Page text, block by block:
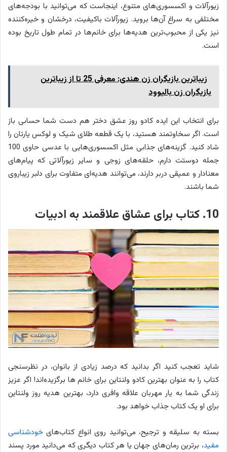
زیورآلات و اکسسوری‌های متنوع، اینجاست که می‌توانید با بودجه‌های
مختلفی به سراغ آن‌ها بروید. زیورآلات باکیفیت، درخشان و خیره‌کننده
نیز یکی از محبوب‌ترین هدیه‌ها برای خانم‌ها در تمام طول تاریخ بوده
است.
زیباترین بازیگران زن هندی: معرفی 25 تا از زیباترین
بازیگران زن بالیوود
برای انتخاب این ایده کادو روز عشق دختر هم دست شما حسابی باز
است. اگر سخاوتمند هستید، با یک قطعه طلای شیک و لوکس یارتان را
شاد کنید. گزینه‌های جذابی مثل اکسسوری‌هایی با عدسی حاوی 100
جمله دوستت دارم، حلقه‌های زوجی و سایر زیورآلاتی که پیام‌های
معنادار و عمیقی دربر دارند، می‌توانند هدیه‌ای متفاوت برای دلبر زیباروی
شما باشند.
10. کتاب برای عشاق علاقمند به ادبیات
شاید تعجب کنید اگر بدانید که درصد زیادی از بانوان، در نظرسنجی
کتاب را به عنوان بهترین کادو ولنتاین برای خانم ها برگزیده‌اند! اگر عزیز
زندگی شما به یار مهربان علاقه وافری دارد، بهترین هدیه روز ولنتاین
برای او یک کتاب جذاب خواهد بود.
بسته به سلیقه و ترجیح، می‌توانید روی انواع کتاب‌های خودشناسی
مفید، برترین رمان‌های جهان یا هر کتاب دیگری که می‌دانید مورد پسند